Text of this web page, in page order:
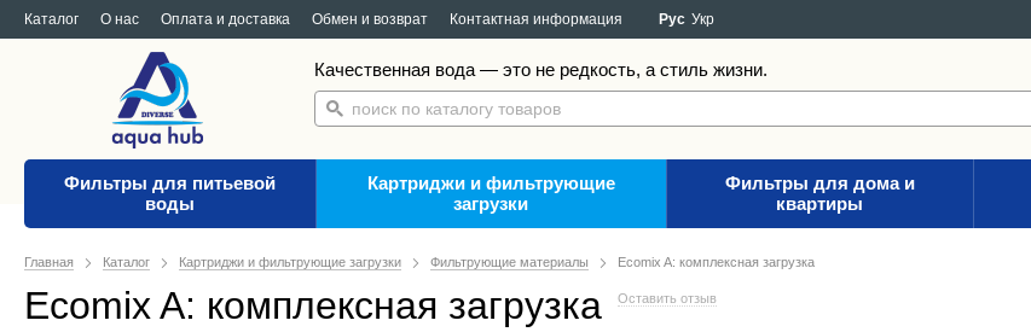
Каталог О нас Оплата и доставка Обмен и возврат Контактная информация Рус Укр
Качественная вода — это не редкость, а стиль жизни.
Фильтры для питьевой
воды
Картриджи и фильтрующие
загрузки
Фильтры для дома и
квартиры
Главная Каталог Картриджи и фильтрующие загрузки Фильтрующие материалы Ecomix A: комплексная загрузка
Ecomix A: комплексная загрузка Оставить отзыв